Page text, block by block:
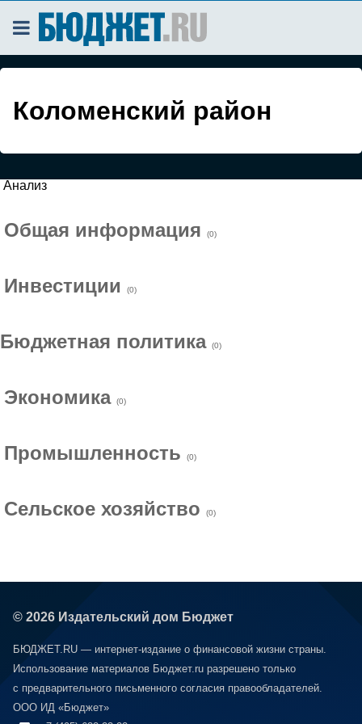
Коломенский район
Анализ
Общая информация (0)
Инвестиции (0)
Бюджетная политика (0)
Экономика (0)
Промышленность (0)
Сельское хозяйство (0)
© 2026 Издательский дом Бюджет
БЮДЖЕТ.RU — интернет-издание о финансовой жизни страны.
Использование материалов Бюджет.ru разрешено только
с предварительного письменного согласия правообладателей.
ООО ИД «Бюджет»